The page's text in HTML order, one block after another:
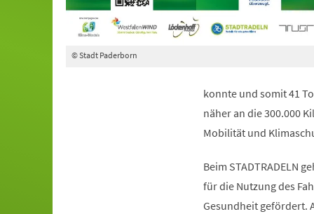
© Stadt Paderborn
konnte und somit 41
näher an die 300.000
Mobilität und
Beim STADTRADELN
für die Nutzung des
Gesundheit gefördert.